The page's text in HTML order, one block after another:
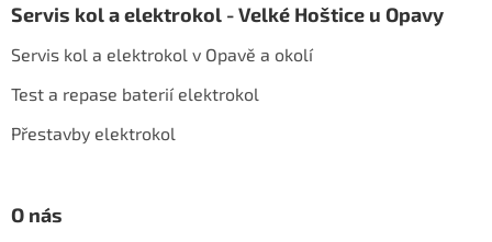
v
p
s
pServis kol a elektrokol - Velké Hoštice u Opavy
Servis kol a elektrokol v Opavě a okolí
Test a repase baterií elektrokol
Přestavby elektrokol
O nás